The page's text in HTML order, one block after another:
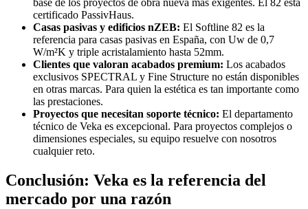
certificado PassivHaus.
Casas pasivas y edificios nZEB: El Softline 82 es la
referencia para casas pasivas en España, con Uw de 0,7
W/m²K y triple acristalamiento hasta 52mm.
Clientes que valoran acabados premium: Los acabados
exclusivos SPECTRAL y Fine Structure no están disponibles
en otras marcas. Para quien la estética es tan importante como
las prestaciones.
Proyectos que necesitan soporte técnico: El departamento
técnico de Veka es excepcional. Para proyectos complejos o
dimensiones especiales, su equipo resuelve con nosotros
cualquier reto.
Conclusión: Veka es la referencia del
mercado por una razón